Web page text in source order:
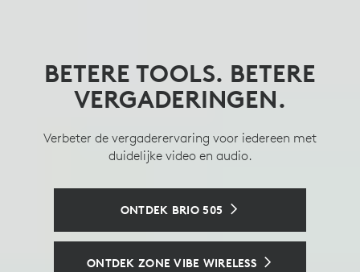
KRIJG HET BESTE
PERSPECTIEF
Zie en hoor duidelijk met een intelligente
vergadercamera op tafel.
LOGITECH SIGHT BEKIJKEN
BETERE TOOLS. BETERE
VERGADERINGEN.
Verbeter de vergaderervaring voor iedereen met
duidelijke video en audio.
ONTDEK BRIO 505
ONTDEK ZONE VIBE WIRELESS
KANTOORRUIMTES
OPTIMALISEREN,
BUREAU'S VERBETEREN
Een beheerd dockingstation dat gepersonaliseerde
EEN CONSISTENTE HOTDESKING-